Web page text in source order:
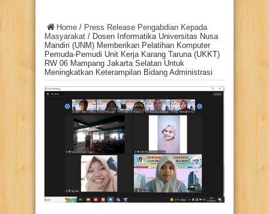
Home / Press Release Pengabdian Kepada
Masyarakat / Dosen Informatika Universitas Nusa
Mandiri (UNM) Memberikan Pelatihan Komputer
Pemuda-Pemudi Unit Kerja Karang Taruna (UKKT)
RW 06 Mampang Jakarta Selatan Untuk
Meningkatkan Keterampilan Bidang Administrasi